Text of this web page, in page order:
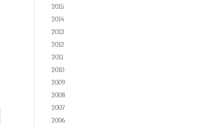
2015
2014
2013
2012
2011
2010
2009
2008
2007
2006